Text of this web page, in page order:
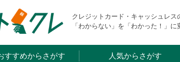
クレジットカード・キャッシュ
「わからない」を「わかった！」に
すすめからさがす 人気からさがす